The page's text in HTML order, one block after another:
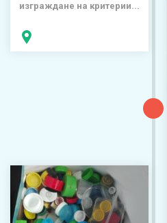
изграждане на критерии...